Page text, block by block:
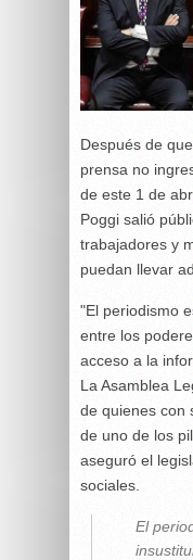
Después de
prensa no
de este 1 de
Poggi salió
trabajadores y
puedan llevar
"El periodismo
entre los
acceso a la
La Asamblea
de quienes con
de uno de los
aseguró el
sociales.
El